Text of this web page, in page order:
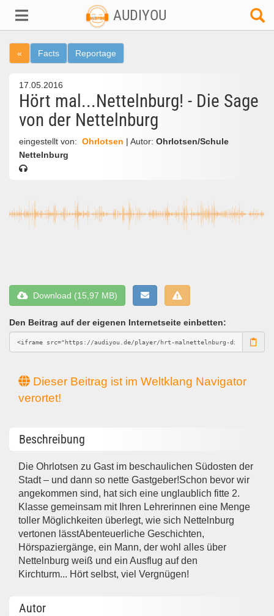
AUDIYOU
« Facts Reportage
17.05.2016
Hört mal...Nettelnburg! - Die Sage
von der Nettelnburg
eingestellt von: Ohrlotsen | Autor: Ohrlotsen/Schule
Nettelnburg
Download (15,97 MB)
Den Beitrag auf der eigenen Internetseite einbetten:
Dieser Beitrag ist im Weltklang Navigator
verortet!
Beschreibung
Die Ohrlotsen zu Gast im beschaulichen Südosten der
Stadt – und dann so nette Gastgeber!Schon bevor wir
angekommen sind, hat sich eine unglaublich fitte 2.
Klasse gemeinsam mit Ihren Lehrerinnen eine Menge
toller Möglichkeiten überlegt, wie sich Nettelnburg
vertonen lässtAbenteuerliche Geschichten,
Hörspaziergänge, ein Mann, der wohl alles über
Nettelnburg weiß und ein Ausflug auf den
Kirchturm... Hört selbst, viel Vergnügen!
Autor